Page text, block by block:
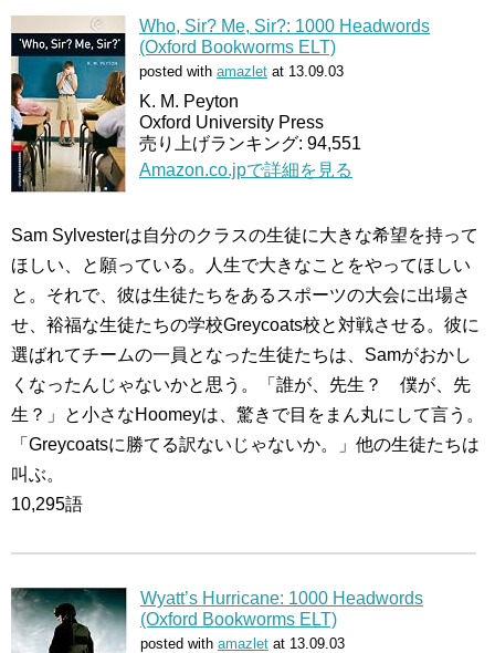
Who, Sir? Me, Sir?: 1000 Headwords
(Oxford Bookworms ELT)
posted with amazlet at 13.09.03
K. M. Peyton
Oxford University Press
売り上げランキング: 94,551
Amazon.co.jpで詳細を見る
Sam Sylvesterは自分のクラスの生徒に大きな希望を持って
ほしい、と願っている。人生で大きなことをやってほしい
と。それで、彼は生徒たちをあるスポーツの大会に出場さ
せ、裕福な生徒たちの学校Greycoats校と対戦させる。彼に
選ばれてチームの一員となった生徒たちは、Samがおかし
くなったんじゃないかと思う。「誰が、先生？ 僕が、先
生？」と小さなHoomeyは、驚きで目をまん丸にして言う。
「Greycoatsに勝てる訳ないじゃないか。」他の生徒たちは
叫ぶ。
10,295語
Wyatt’s Hurricane: 1000 Headwords
(Oxford Bookworms ELT)
posted with amazlet at 13.09.03